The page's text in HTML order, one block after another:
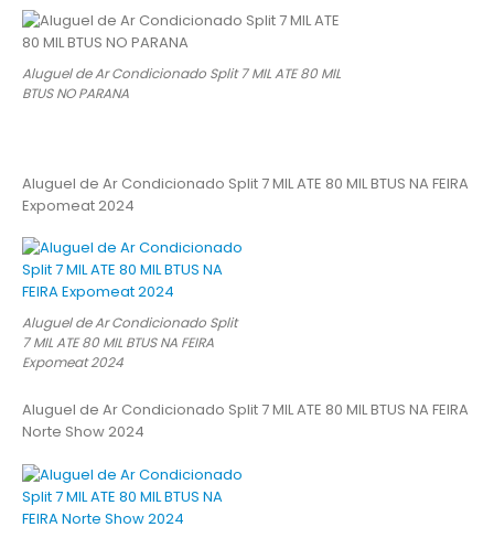
Aluguel de Ar Condicionado Split 7 MIL ATE 80 MIL
BTUS NO PARANA
Aluguel de Ar Condicionado Split 7 MIL ATE 80 MIL BTUS NA FEIRA
Expomeat 2024
Aluguel de Ar Condicionado Split
7 MIL ATE 80 MIL BTUS NA FEIRA
Expomeat 2024
Aluguel de Ar Condicionado Split 7 MIL ATE 80 MIL BTUS NA FEIRA
Norte Show 2024